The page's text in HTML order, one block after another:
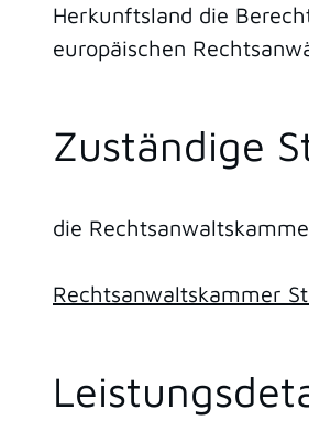
Herkunftsland die
europäischen
Zuständige
die
Rechtsanwaltskammer